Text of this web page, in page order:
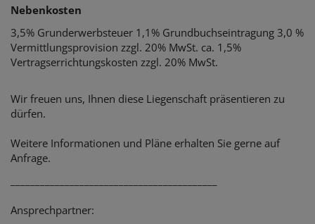
Nebenkosten
3,5% Grunderwerbsteuer 1,1% Grundbuchseintragung 3,0 %
Vermittlungsprovision zzgl. 20% MwSt. ca. 1,5%
Vertragserrichtungskosten zzgl. 20% MwSt.
Wir freuen uns, Ihnen diese Liegenschaft präsentieren zu
dürfen.
Weitere Informationen und Pläne erhalten Sie gerne auf
Anfrage.
Ansprechpartner: